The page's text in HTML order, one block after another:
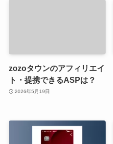
zozoタウンのアフィリエイ
ト・提携できるASPは？
2026年5月19日